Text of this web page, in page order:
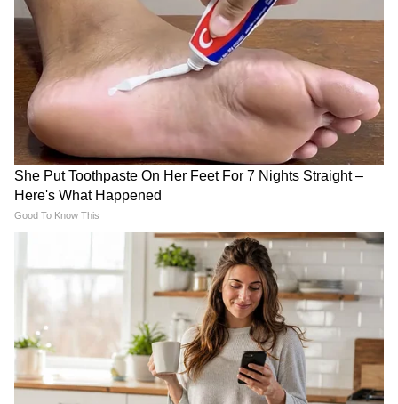
Related Articles
Yuva Shakti: বেকার ভাতা পেতে গেলে নতুন করে
করতে হবে আবেদন! কীভাবে বানাবেন যুবশক্তি ভরসা